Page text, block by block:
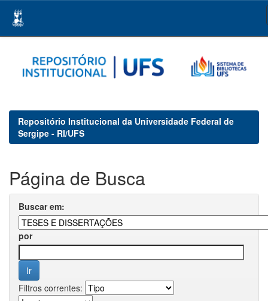
navigation
Repositório Institucional da Universidade Federal de
Sergipe - RI/UFS
Página de Busca
Buscar em:
por
Filtros correntes: